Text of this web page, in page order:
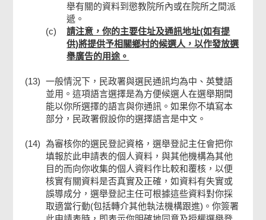
舉有關的資料到懲教院所內或在院所之間派
遞。
(c)
請注意，你的主要住址及通訊地址(如有提
供)將提供予相關鄉村的候選人，以作發放選
舉廣告的用途。
(13)
一般情況下，民政署與選民通訊均為中、英雙語
並用。這項語言選擇是為方便候選人在選舉期間
能以你所選擇的語言與你通訊。如果你不填寫本
部分，民政署假設你的選擇語言是中文。
(14)
為審核你的選民登記資格，選舉登記主任會把你
填報於此申請表的個人資料，與其他機構為其他
目的而向你收集的個人資料作比較和覆核，以便
核實有關資料是否真實及正確，如資料有失實或
誤導成分，選舉登記主任可根據這些資料對你採
取適當行動(包括轉介其他執法機構跟進)。你簽署